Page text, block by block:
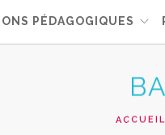
PÉDAGOGIQUES
ACCUEIL